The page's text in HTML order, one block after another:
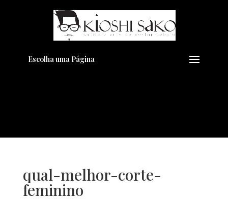
Escolha uma Página
qual-melhor-corte-
feminino
Pensando em transformar seu
Visual??